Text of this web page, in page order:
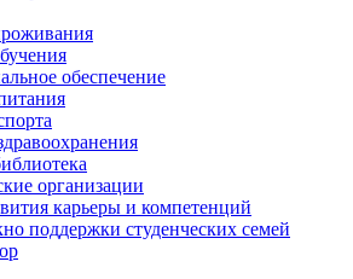
обеспечение
организации
карьеры и компетенций
поддержки студенческих семей